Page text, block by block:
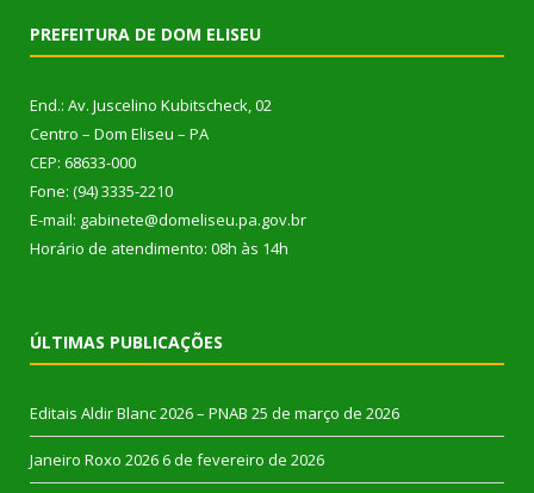
PREFEITURA DE DOM ELISEU
End.: Av. Juscelino Kubitscheck, 02
Centro – Dom Eliseu – PA
CEP: 68633-000
Fone: (94) 3335-2210
E-mail: gabinete@domeliseu.pa.gov.br
Horário de atendimento: 08h às 14h
ÚLTIMAS PUBLICAÇÕES
Editais Aldir Blanc 2026 – PNAB 25 de março de 2026
Janeiro Roxo 2026 6 de fevereiro de 2026